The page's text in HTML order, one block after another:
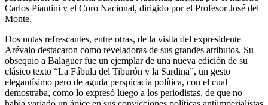
Carlos Piantini y el Coro Nacional, dirigido por el Profesor José del
Monte.
Dos notas refrescantes, entre otras, de la visita del expresidente
Arévalo destacaron como reveladoras de sus grandes atributos. Su
obsequio a Balaguer fue un ejemplar de una nueva edición de su
clásico texto “La Fábula del Tiburón y la Sardina”, un gesto
elegantísimo pero de aguda perspicacia política, con el cual
demostraba, como lo expresó luego a los periodistas, de que no